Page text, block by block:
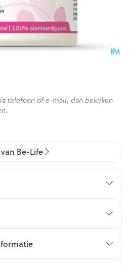
telefoon of e-mail, dan bekijken
Be-Life